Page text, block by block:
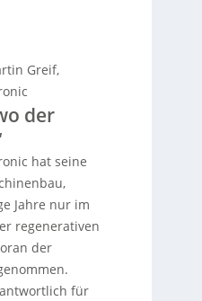
Greif,
der
hat seine
Jahre nur im
regenerativen
der
für